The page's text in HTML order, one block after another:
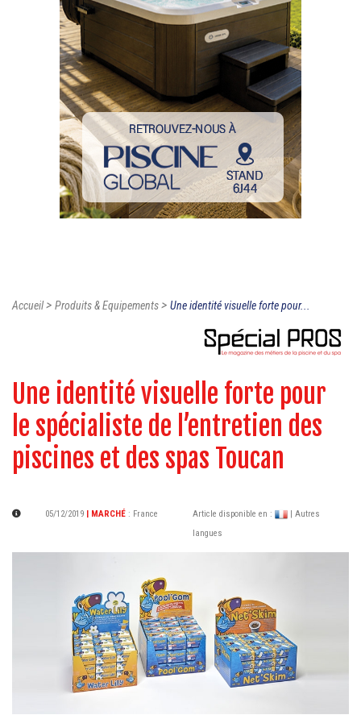
Accueil> Produits & Equipements> Une identité visuelle forte pour...
Une identité visuelle forte pour
le spécialiste de l’entretien des
piscines et des spas Toucan
05/12/2019 | MARCHÉ : France Article disponible en :
| Autres
langues